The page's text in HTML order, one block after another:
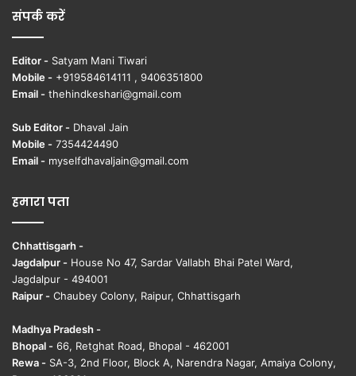
संपर्क करें
Editor - Satyam Mani Tiwari
Mobile - +919584614111 , 9406351800
Email - thehindkeshari@gmail.com
Sub Editor - Dhaval Jain
Mobile - 7354424490
Email - myselfdhavaljain@gmail.com
हमारा पता
Chhattisgarh -
Jagdalpur - House No 47, Sardar Vallabh Bhai Patel Ward,
Jagdalpur - 494001
Raipur - Chaubey Colony, Raipur, Chhattisgarh
Madhya Pradesh -
Bhopal - 66, Retghat Road, Bhopal - 462001
Rewa - SA-3, 2nd Floor, Block A, Narendra Nagar, Amaiya Colony,